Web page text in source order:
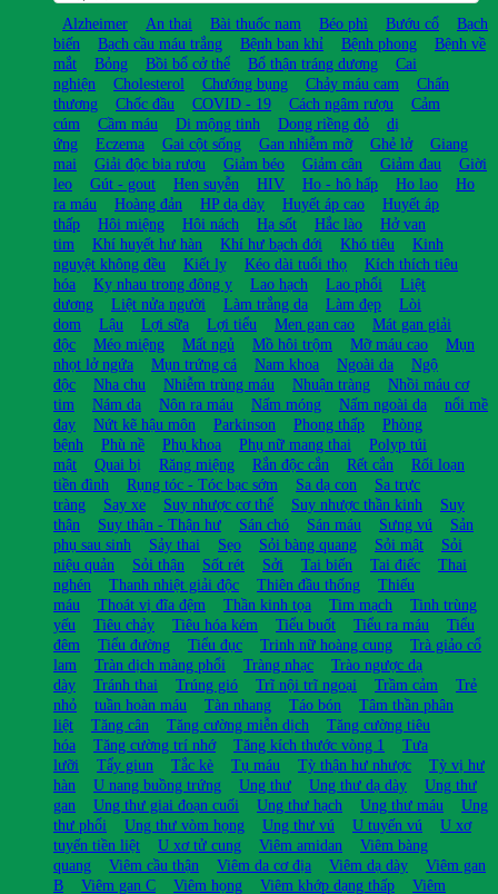
Alzheimer An thai Bài thuốc nam Béo phì Bướu cổ
Bạch
biến
Bạch cầu máu trắng Bệnh ban khỉ Bệnh phong
Bệnh về
mắt
Bỏng Bồi bổ cở thể Bổ thận tráng dương
Cai
nghiện
Cholesterol Chướng bụng Chảy máu cam
Chấn
thương
Chốc đầu COVID - 19 Cách ngâm rượu
Cảm
cúm
Cầm máu Di mộng tinh Dong riềng đỏ
dị
ứng
Eczema Gai cột sống Gan nhiễm mỡ Ghẻ lở
Giang
mai
Giải độc bia rượu Giảm béo Giảm cân Giảm đau
Giời
leo
Gút - gout Hen suyễn HIV Ho - hô hấp Ho lao
Ho
ra máu
Hoàng đản HP dạ dày Huyết áp cao
Huyết áp
thấp
Hôi miệng Hôi nách Hạ sốt Hắc lào
Hở van
tim
Khí huyết hư hàn Khí hư bạch đới Khó tiêu
Kinh
nguyệt không đều
Kiết lỵ Kéo dài tuổi thọ
Kích thích tiêu
hóa
Kỵ nhau trong đông y Lao hạch Lao phổi
Liệt
dương
Liệt nửa người Làm trắng da Làm đẹp
Lòi
dom
Lậu Lợi sữa Lợi tiểu Men gan cao
Mát gan giải
độc
Méo miệng Mất ngủ Mồ hôi trộm Mỡ máu cao
Mụn
nhọt lở ngứa
Mụn trứng cá Nam khoa Ngoài da
Ngộ
độc
Nha chu Nhiễm trùng máu Nhuận tràng
Nhồi máu cơ
tim
Nám da Nôn ra máu Nấm móng Nấm ngoài da
nổi mề
đay
Nứt kẽ hậu môn Parkinson Phong thấp
Phòng
bệnh
Phù nề Phụ khoa Phụ nữ mang thai
Polyp túi
mật
Quai bị Răng miệng Rắn độc cắn Rết cắn
Rối loạn
tiền đình
Rụng tóc - Tóc bạc sớm Sa dạ con
Sa trực
tràng
Say xe Suy nhược cơ thể Suy nhược thần kinh
Suy
thận
Suy thận - Thận hư Sán chó Sán máu Sưng vú
Sản
phụ sau sinh
Sảy thai Sẹo Sỏi bàng quang Sỏi mật
Sỏi
niệu quản
Sỏi thận Sốt rét Sởi Tai biến Tai điếc
Thai
nghén
Thanh nhiệt giải độc Thiên đầu thống
Thiếu
máu
Thoát vị đĩa đệm Thần kinh tọa Tim mạch
Tinh trùng
yếu
Tiêu chảy Tiêu hóa kém Tiểu buốt Tiểu ra máu
Tiểu
đêm
Tiểu đường Tiểu đục Trinh nữ hoàng cung
Trà giảo cổ
lam
Tràn dịch màng phổi Tràng nhạc
Trào ngược dạ
dày
Tránh thai Trúng gió Trĩ nội trĩ ngoại Trầm cảm
Trẻ
nhỏ
tuần hoàn máu Tàn nhang Táo bón
Tâm thần phân
liệt
Tăng cân Tăng cường miễn dịch
Tăng cường tiêu
hóa
Tăng cường trí nhớ Tăng kích thước vòng 1
Tưa
lưỡi
Tẩy giun Tắc kè Tụ máu Tỳ thận hư nhược
Tỳ vị hư
hàn
U nang buồng trứng Ung thư Ung thư dạ dày
Ung thư
gan
Ung thư giai đoạn cuối Ung thư hạch Ung thư máu
Ung
thư phổi
Ung thư vòm họng Ung thư vú U tuyến vú
U xơ
tuyến tiền liệt
U xơ tử cung Viêm amidan
Viêm bàng
quang
Viêm cầu thận Viêm da cơ địa Viêm dạ dày
Viêm gan
B
Viêm gan C Viêm họng Viêm khớp dạng thấp Viêm